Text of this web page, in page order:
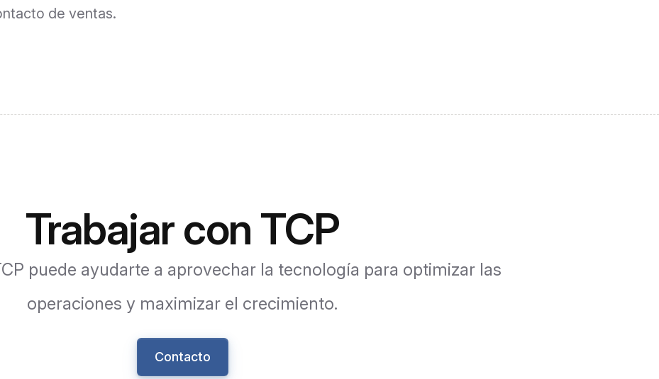
de ventas.
Trabajar con TCP
puede ayudarte a aprovechar la tecnología para optimizar las
operaciones y maximizar el crecimiento.
Contacto